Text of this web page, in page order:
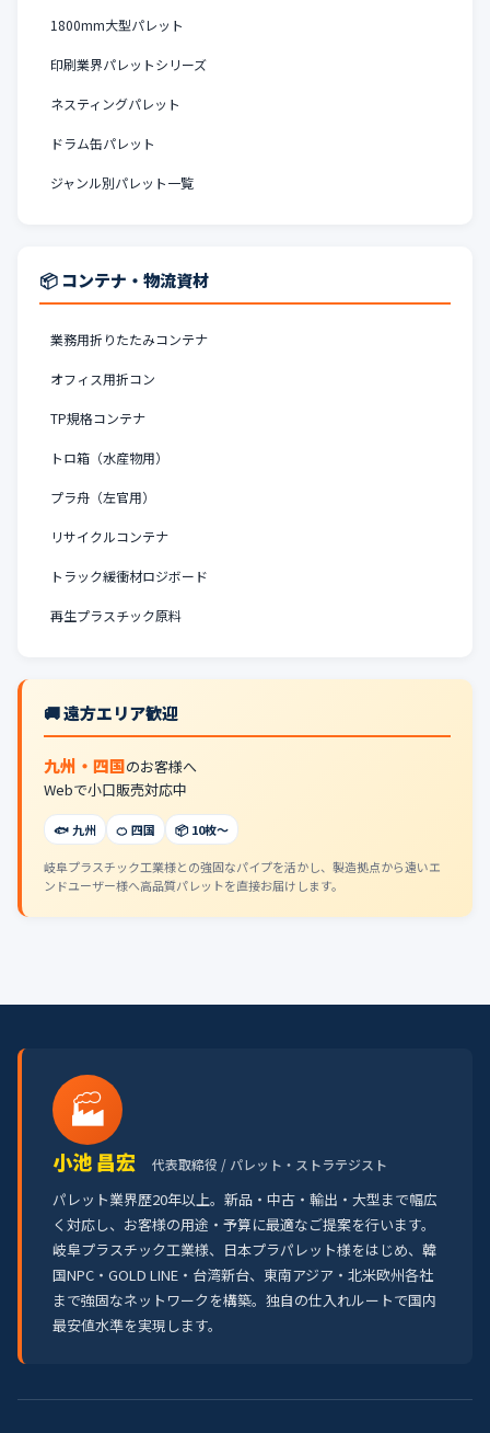
1800mm大型パレット
印刷業界パレットシリーズ
ネスティングパレット
ドラム缶パレット
ジャンル別パレット一覧
📦 コンテナ・物流資材
業務用折りたたみコンテナ
オフィス用折コン
TP規格コンテナ
トロ箱（水産物用）
プラ舟（左官用）
リサイクルコンテナ
トラック緩衝材ロジボード
再生プラスチック原料
🚚 遠方エリア歓迎
九州・四国のお客様へ
Webで小口販売対応中
🐟 九州 🍊 四国 📦 10枚〜
岐阜プラスチック工業様との強固なパイプを活かし、製造拠点から遠いエ
ンドユーザー様へ高品質パレットを直接お届けします。
🏭
小池 昌宏 代表取締役 / パレット・ストラテジスト
パレット業界歴20年以上。新品・中古・輸出・大型まで幅広
く対応し、お客様の用途・予算に最適なご提案を行います。
岐阜プラスチック工業様、日本プラパレット様をはじめ、韓
国NPC・GOLD LINE・台湾新台、東南アジア・北米欧州各社
まで強固なネットワークを構築。独自の仕入れルートで国内
最安値水準を実現します。